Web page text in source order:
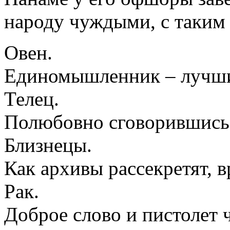
народу чуждыми, с таким
Овен.
Единомышленник –
Телец.
Полюбовно
Близнецы.
Как архивы рассекретят,
Рак.
Доброе слово и пистолет